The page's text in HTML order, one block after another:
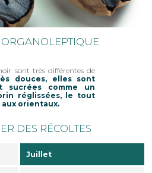
ORGANOLEPTIQUE
sont très différentes de
douces, elles sont
sucrées comme un
réglissées, le tout
aux orientaux.
DES RÉCOLTES
Juillet